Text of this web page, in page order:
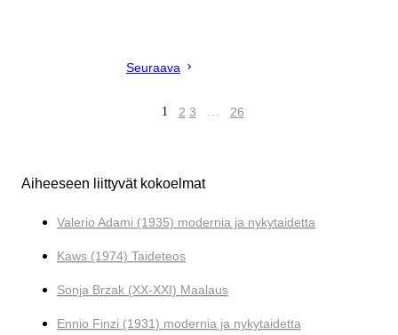
Seuraava
1 2 3 … 26
Aiheeseen liittyvät kokoelmat
Valerio Adami (1935) modernia ja nykytaidetta
Kaws (1974) Taideteos
Sonja Brzak (XX-XXI) Maalaus
Ennio Finzi (1931) modernia ja nykytaidetta